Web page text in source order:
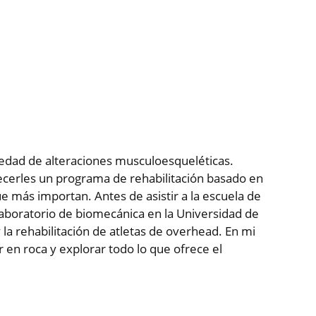
de alteraciones musculoesqueléticas.
un programa de rehabilitación basado en
más importan. Antes de asistir a la escuela de
de biomecánica en la Universidad de
rehabilitación de atletas de overhead. En mi
roca y explorar todo lo que ofrece el